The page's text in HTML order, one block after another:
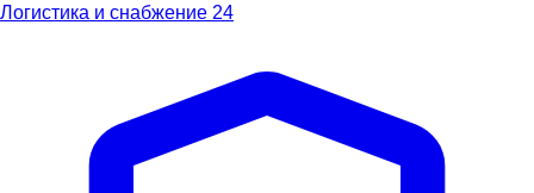
Логистика и снабжение 24